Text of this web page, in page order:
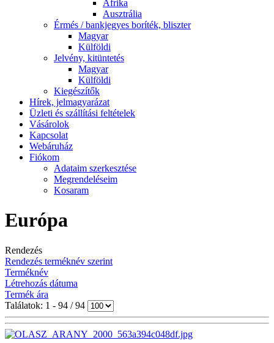
Afrika
Ausztrália
Érmés / bankjegyes boríték, bliszter
Magyar
Külföldi
Jelvény, kitüntetés
Magyar
Külföldi
Kiegészítők
Hírek, jelmagyarázat
Üzleti és szállítási feltételek
Vásárolok
Kapcsolat
Webáruház
Fiókom
Adataim szerkesztése
Megrendeléseim
Kosaram
Európa
Rendezés
Rendezés terméknév szerint
Terméknév
Létrehozás dátuma
Termék ára
Találatok: 1 - 94 / 94